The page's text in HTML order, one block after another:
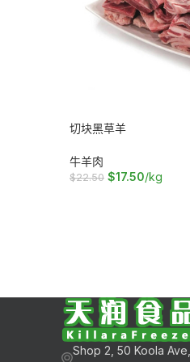
切块黑草羊
牛羊肉
$22.50 $17.50/kg
Shop 2, 50 Koola